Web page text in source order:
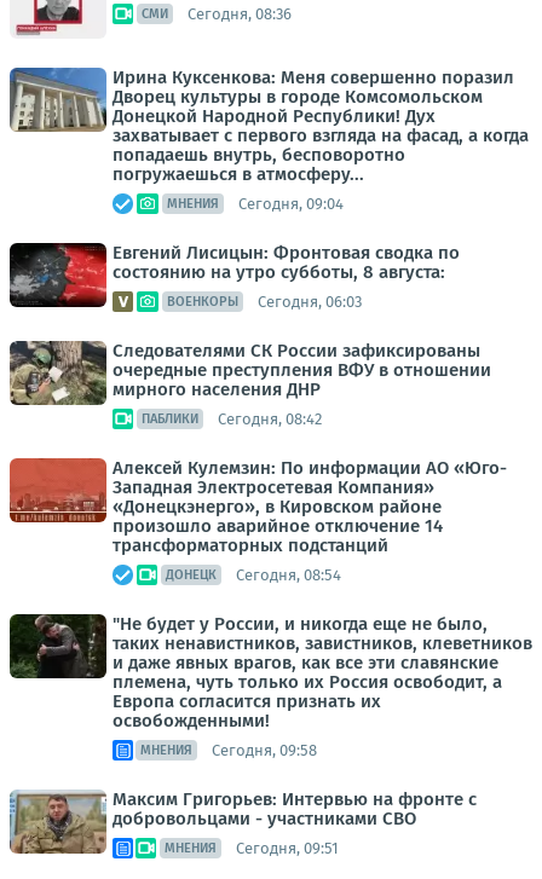
СМИ Сегодня, 08:36
Ирина Куксенкова: Меня совершенно поразил
Дворец культуры в городе Комсомольском
Донецкой Народной Республики! Дух
захватывает с первого взгляда на фасад, а когда
попадаешь внутрь, бесповоротно
погружаешься в атмосферу...
МНЕНИЯ Сегодня, 09:04
Евгений Лисицын: Фронтовая сводка по
состоянию на утро субботы, 8 августа:
ВОЕНКОРЫ Сегодня, 06:03
Следователями СК России зафиксированы
очередные преступления ВФУ в отношении
мирного населения ДНР
ПАБЛИКИ Сегодня, 08:42
Алексей Кулемзин: По информации АО «Юго-
Западная Электросетевая Компания»
«Донецкэнерго», в Кировском районе
произошло аварийное отключение 14
трансформаторных подстанций
ДОНЕЦК Сегодня, 08:54
"Не будет у России, и никогда еще не было,
таких ненавистников, завистников, клеветников
и даже явных врагов, как все эти славянские
племена, чуть только их Россия освободит, а
Европа согласится признать их
освобожденными!
МНЕНИЯ Сегодня, 09:58
Максим Григорьев: Интервью на фронте с
добровольцами - участниками СВО
МНЕНИЯ Сегодня, 09:51